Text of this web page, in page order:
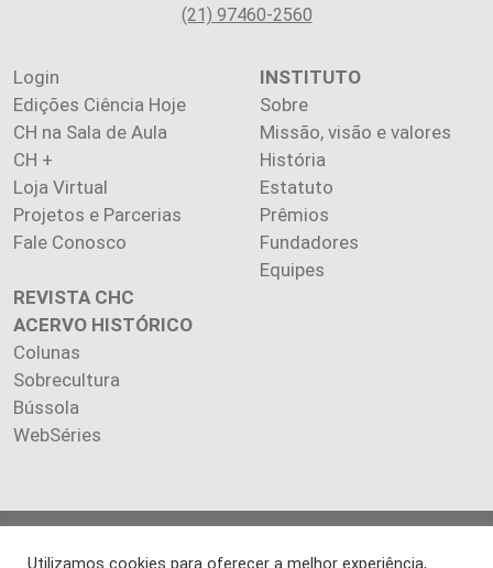
(21) 97460-2560
Login
Edições Ciência Hoje
CH na Sala de Aula
CH +
Loja Virtual
Projetos e Parcerias
Fale Conosco
INSTITUTO
Sobre
Missão, visão e valores
História
Estatuto
Prêmios
Fundadores
Equipes
REVISTA CHC
ACERVO HISTÓRICO
Colunas
Sobrecultura
Bússola
WebSéries
Utilizamos cookies para oferecer a melhor experiência,